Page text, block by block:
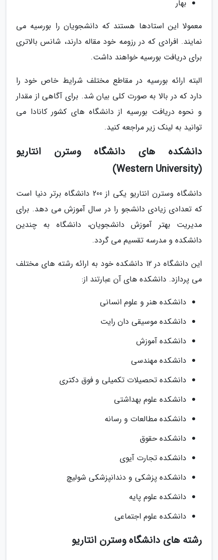
بهار
معمولا این استادها هستند که دانشجویان را بورسیه می
نمایند. افرادی که در رزومه خود مقاله دارند، شانس بالاتری
برای دریافت بورسیه خواهند داشت.
البته ارائه بورسیه در مقاطع مختلف شرایط خاص خود را
دارد که در بالا به صورت کلی بیان شد. برای آگاهی از مقدار
و نحوه دریافت بورسیه از دانشگاه های کشور کانادا می
توانید به لینک زیر مراجعه کنید.
دانشکده های دانشگاه وسترن انتاریو
(Western University)
دانشگاه وسترن انتاریو یکی از 200 دانشگاه برتر دنیا است
که تعدادی زیادی دانشجو را در سال آموزش می دهد. برای
مدیریت بهتر آموزش دانشجویان، دانشگاه به چندین
دانشکده و مدرسه تقسیم می گردد.
این دانشگاه در 12 دانشکده خود به ارائه رشته های مختلف
می پردازد. دانشکده های آن عبارتند از:
دانشکده هنر و علوم انسانی
دانشکده موسیقی دان رایت
دانشکده آموزش
دانشکده مهندسی
دانشکده تحصیلات تکمیلی و فوق دکتری
دانشکده علوم بهداشتی
دانشکده مطالعات و رسانه
دانشکده حقوق
دانشکده تجارت آیوی
دانشکده پزشکی و دندانپزشکی شولیچ
دانشکده علوم پایه
دانشکده علوم اجتماعی
رشته های دانشگاه وسترن انتاریو